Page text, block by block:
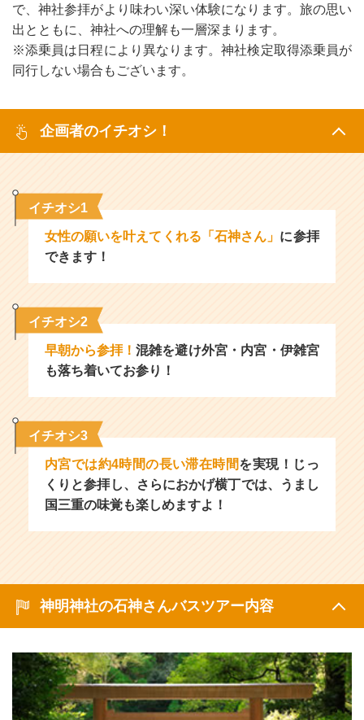
で、神社参拝がより味わい深い体験になります。旅の思い
出とともに、神社への理解も一層深まります。
※添乗員は日程により異なります。神社検定取得添乗員が
同行しない場合もございます。
企画者のイチオシ！
イチオシ1
女性の願いを叶えてくれる「石神さん」 に参拝
できます！
イチオシ2
早朝から参拝！ 混雑を避け外宮・内宮・伊雑宮
も落ち着いてお参り！
イチオシ3
内宮では約4時間の長い滞在時間を実現！じっ
くりと参拝し、さらにおかげ横丁では、うまし
国三重の味覚も楽しめますよ！
神明神社の石神さんバスツアー内容